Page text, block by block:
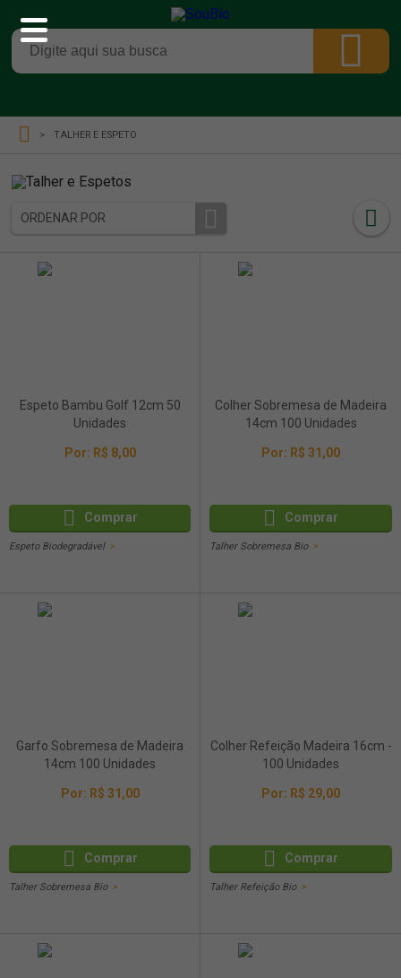
TALHER E ESPETO
ORDENAR POR
Espeto Bambu Golf 12cm 50
Unidades
Por: R$ 8,00
Comprar
Espeto Biodegradável
Colher Sobremesa de Madeira
14cm 100 Unidades
Por: R$ 31,00
Comprar
Talher Sobremesa Bio
Garfo Sobremesa de Madeira
14cm 100 Unidades
Por: R$ 31,00
Comprar
Talher Sobremesa Bio
Colher Refeição Madeira 16cm -
100 Unidades
Por: R$ 29,00
Comprar
Talher Refeição Bio